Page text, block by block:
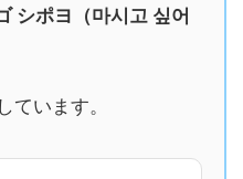
シポヨ（마시고 싶어
ています。